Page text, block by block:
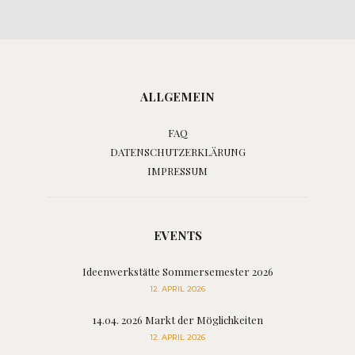
ALLGEMEIN
FAQ
DATENSCHUTZERKLÄRUNG
IMPRESSUM
EVENTS
Ideenwerkstätte Sommersemester 2026
12. APRIL 2026
14.04. 2026 Markt der Möglichkeiten
12. APRIL 2026